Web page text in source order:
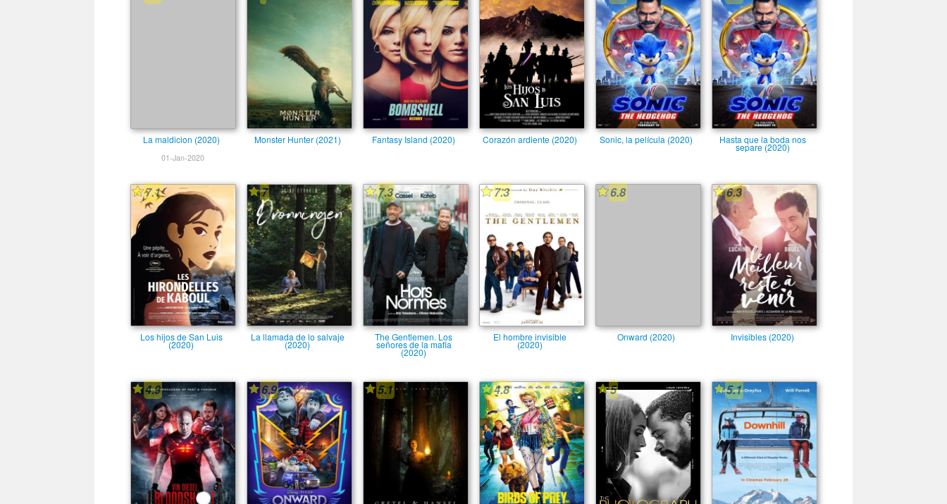
La maldicion (2020)
01-Jan-2020
Monster Hunter (2021) Fantasy Island (2020) Corazón ardiente (2020) Sonic, la película (2020) Hasta que la boda nos
separe (2020)
7.1
Los hijos de San Luis
(2020)
7
La llamada de lo salvaje
(2020)
7.3
The Gentlemen. Los
señores de la mafia
(2020)
7.3
El hombre invisible
(2020)
6.8
Onward (2020)
6.3
Invisibles (2020)
4.9 6.9 5.1 4.8 5 5.1